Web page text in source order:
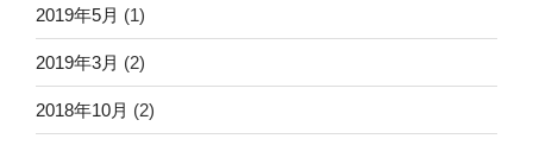
2019年5月 (1)
2019年3月 (2)
2018年10月 (2)